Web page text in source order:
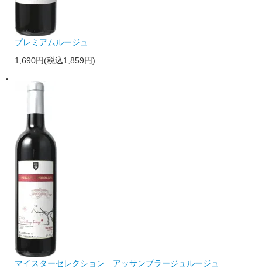
プレミアムルージュ
1,690円(税込1,859円)
マイスターセレクション アッサンブラージュルージュ